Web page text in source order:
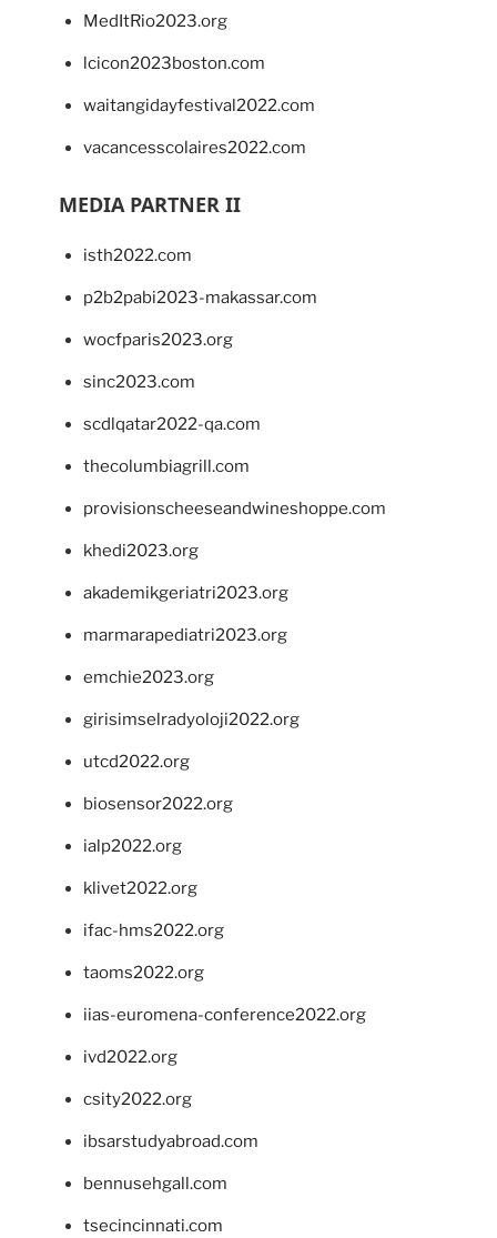
MedItRio2023.org
lcicon2023boston.com
waitangidayfestival2022.com
vacancesscolaires2022.com
MEDIA PARTNER II
isth2022.com
p2b2pabi2023-makassar.com
wocfparis2023.org
sinc2023.com
scdlqatar2022-qa.com
thecolumbiagrill.com
provisionscheeseandwineshoppe.com
khedi2023.org
akademikgeriatri2023.org
marmarapediatri2023.org
emchie2023.org
girisimselradyoloji2022.org
utcd2022.org
biosensor2022.org
ialp2022.org
klivet2022.org
ifac-hms2022.org
taoms2022.org
iias-euromena-conference2022.org
ivd2022.org
csity2022.org
ibsarstudyabroad.com
bennusehgall.com
tsecincinnati.com